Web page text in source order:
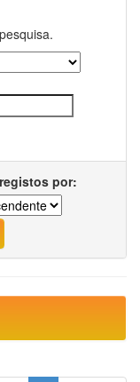
por: